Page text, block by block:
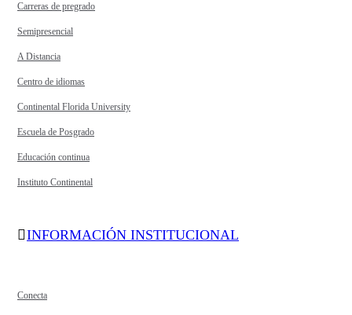
Carreras de pregrado
Semipresencial
A Distancia
Centro de idiomas
Continental Florida University
Escuela de Posgrado
Educación continua
Instituto Continental
INFORMACIÓN INSTITUCIONAL
Conecta